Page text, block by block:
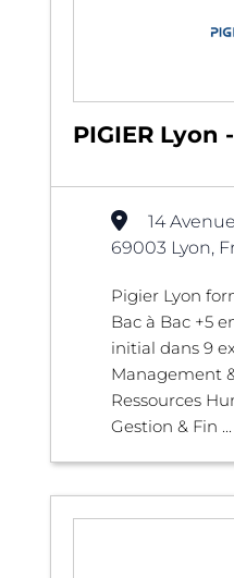
PIGIER Lyon
14
69003 Lyon,
Pigier Lyon
Bac à Bac +5
initial dans 9
Management
Ressources
Gestion & Fin ...